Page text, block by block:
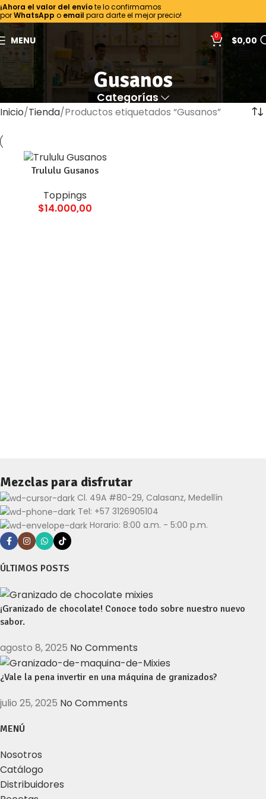
¡Ahora el valor del envíote lo confirmamos
porWhatsApp o email para darte el mejor precio!
MENU 0 $0,00
Gusanos
Categorías
Inicio Tienda Productos etiquetados “Gusanos”
Trululu Gusanos
Toppings
$14.000,00
Mezclas para disfrutar
Cl. 49A #80-29, Calasanz, Medellín
Tel: +57 3126905104
Horario: 8:00 a.m. - 5:00 p.m.
ÚLTIMOS POSTS
¡Granizado de chocolate! Conoce todo sobre nuestro nuevo
sabor.
agosto 8, 2025 No Comments
¿Vale la pena invertir en una máquina de granizados?
julio 25, 2025 No Comments
MENÚ
Nosotros
Catálogo
Distribuidores